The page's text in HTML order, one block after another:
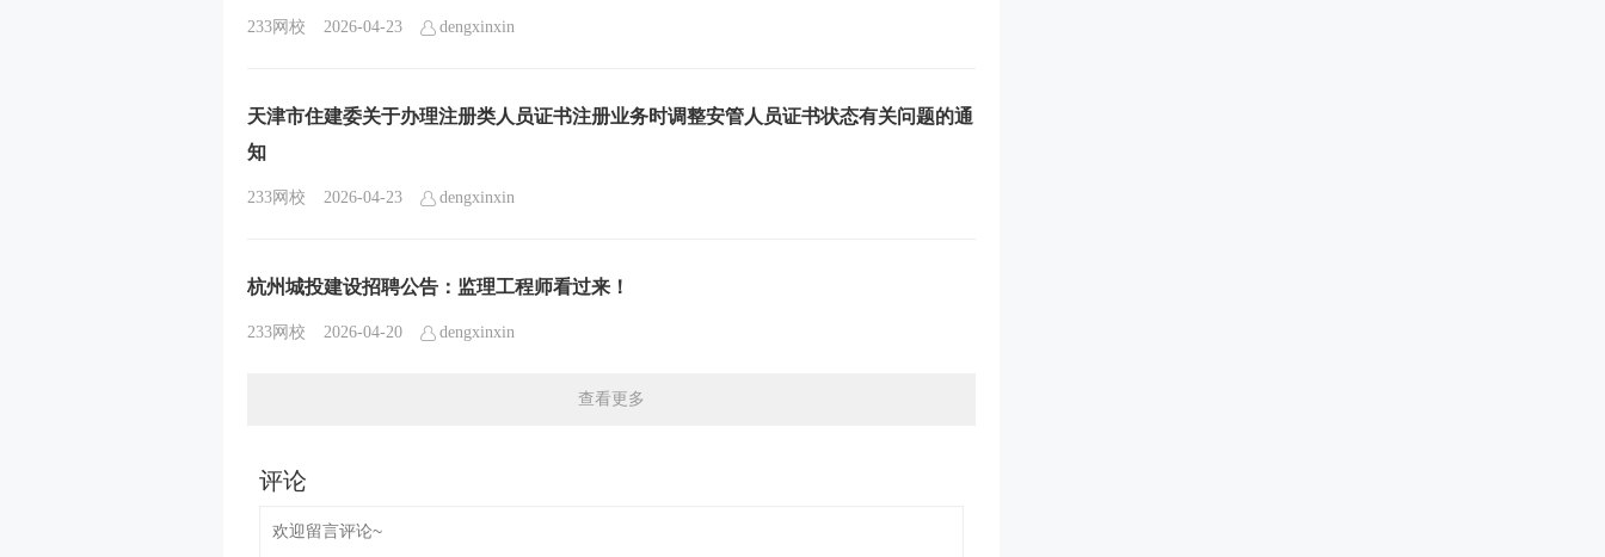
233网校 2026-04-23 dengxinxin
天津市住建委关于办理注册类人员证书注册业务时调整安管人员证书状态有关问题的通
知
233网校 2026-04-23 dengxinxin
杭州城投建设招聘公告：监理工程师看过来！
233网校 2026-04-20 dengxinxin
查看更多